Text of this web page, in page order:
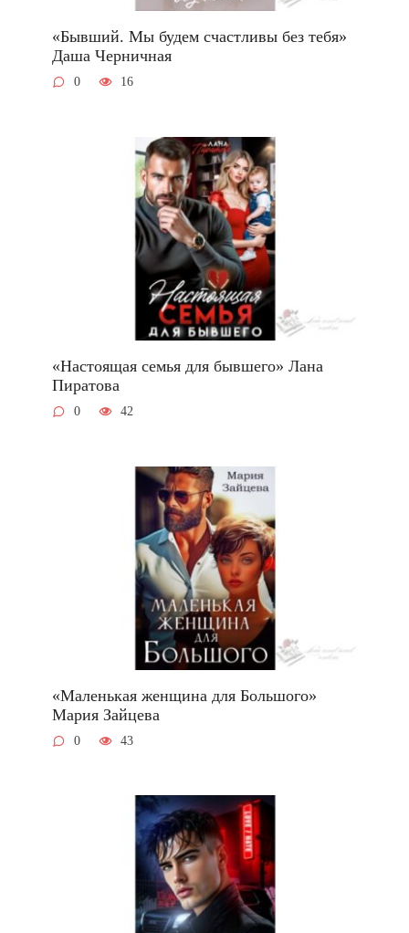
«Бывший. Мы будем счастливы без тебя»
Даша Черничная
0 16
«Настоящая семья для бывшего» Лана
Пиратова
0 42
«Маленькая женщина для Большого»
Мария Зайцева
0 43